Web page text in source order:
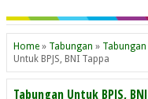
Home » Tabungan »
Untuk BPJS, BNI Tappa
Tabungan Untuk BPJS,